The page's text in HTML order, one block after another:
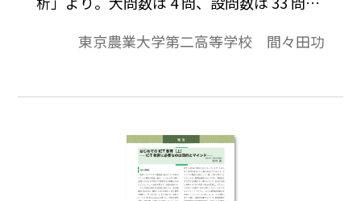
のリード文が 10 から 4 に減った。一方で、
の問題が 3 から 6 に倍増した。これらの変
を自ら活用するという、新学習指導要領で
強調されている指導内容により適合する変
化と考えられる。あわせて適切なテーマを
東京農業大学第二高等学校 間々田功